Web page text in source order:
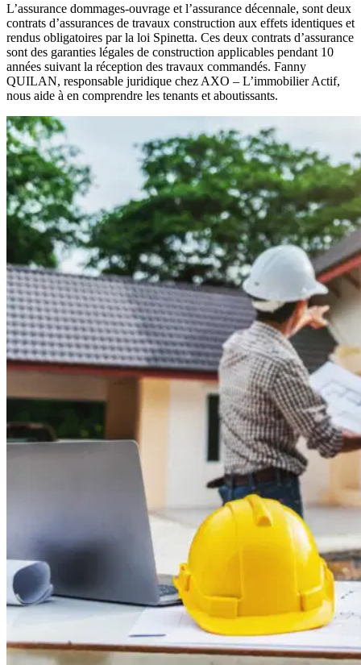
L’assurance dommages-ouvrage et l’assurance décennale, sont deux
contrats d’assurances de travaux construction aux effets identiques et
rendus obligatoires par la loi Spinetta. Ces deux contrats d’assurance
sont des garanties légales de construction applicables pendant 10
années suivant la réception des travaux commandés. Fanny
QUILAN, responsable juridique chez AXO – L’immobilier Actif,
nous aide à en comprendre les tenants et aboutissants.